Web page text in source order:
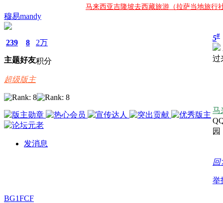
马来西亚吉隆坡去西藏旅游（拉萨当地旅行
穆易mandy
239
主题
8
好友
2万
积分
超级版主
发消息
5#
过
马
园
回
举
BG1FCF